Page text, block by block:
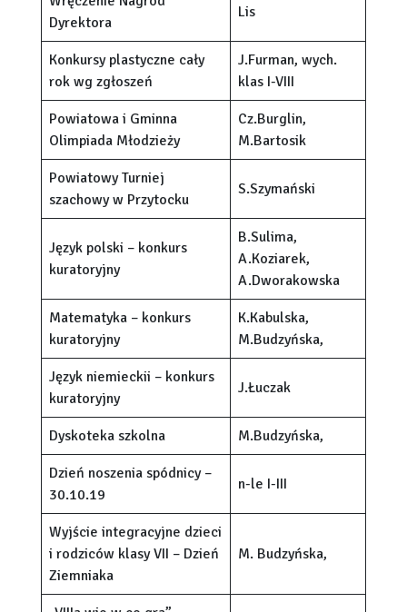
Dyrektora
Lis
Konkursy plastyczne cały
rok wg zgłoszeń
J.Furman, wych.
klas I-VIII
Powiatowa i Gminna
Olimpiada Młodzieży
Cz.Burglin,
M.Bartosik
Powiatowy Turniej
szachowy w Przytocku
S.Szymański
Język polski – konkurs
kuratoryjny
B.Sulima,
A.Koziarek,
A.Dworakowska
Matematyka – konkurs
kuratoryjny
K.Kabulska,
M.Budzyńska,
Język niemieckii – konkurs
kuratoryjny
J.Łuczak
Dyskoteka szkolna M.Budzyńska,
Dzień noszenia spódnicy –
30.10.19
n-le I-III
Wyjście integracyjne dzieci
i rodziców klasy VII – Dzień
Ziemniaka
M. Budzyńska,